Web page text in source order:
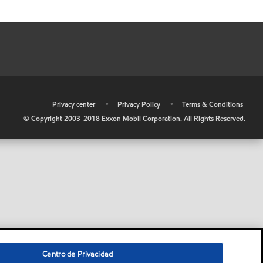
Privacy center • Privacy Policy •
Terms & Conditions
© Copyright 2003-2018 Exxon Mobil Corporation. All Rights Reserved.
Centro de Privacidad